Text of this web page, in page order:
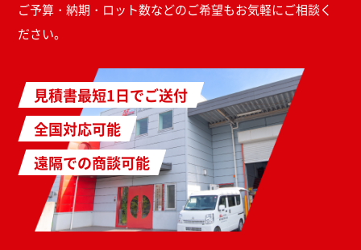
ご予算・納期・ロット数などのご希望もお気軽にご相談く
ださい。
見積書最短1日でご送付
全国対応可能
遠隔での商談可能